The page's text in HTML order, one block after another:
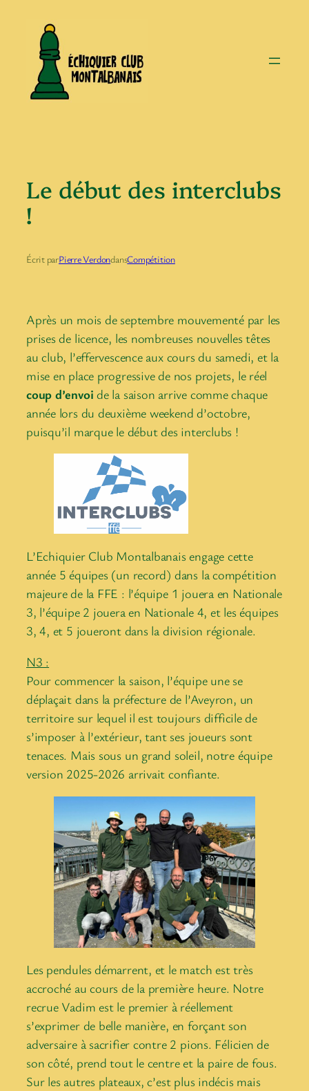
contenu
Le début des interclubs
!
Écrit parPierre VerdondansCompétition
Après un mois de septembre mouvementé par les
prises de licence, les nombreuses nouvelles têtes
au club, l’effervescence aux cours du samedi, et la
mise en place progressive de nos projets, le réel
coup d’envoi de la saison arrive comme chaque
année lors du deuxième weekend d’octobre,
puisqu’il marque le début des interclubs !
L’Echiquier Club Montalbanais engage cette
année 5 équipes (un record) dans la compétition
majeure de la FFE : l’équipe 1 jouera en Nationale
3, l’équipe 2 jouera en Nationale 4, et les équipes
3, 4, et 5 joueront dans la division régionale.
N3 :
Pour commencer la saison, l’équipe une se
déplaçait dans la préfecture de l’Aveyron, un
territoire sur lequel il est toujours difficile de
s’imposer à l’extérieur, tant ses joueurs sont
tenaces. Mais sous un grand soleil, notre équipe
version 2025-2026 arrivait confiante.
Les pendules démarrent, et le match est très
accroché au cours de la première heure. Notre
recrue Vadim est le premier à réellement
s’exprimer de belle manière, en forçant son
adversaire à sacrifier contre 2 pions. Félicien de
son côté, prend tout le centre et la paire de fous.
Sur les autres plateaux, c’est plus indécis mais